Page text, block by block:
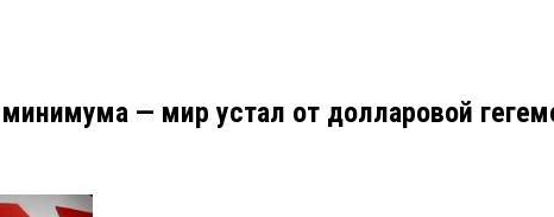
— мир устал от долларовой